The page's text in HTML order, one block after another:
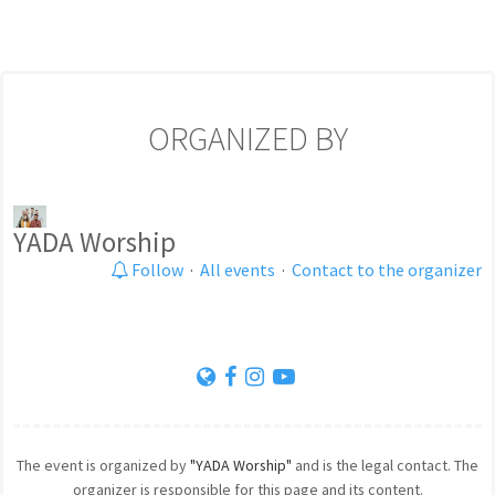
ORGANIZED BY
YADA Worship
Follow · All events · Contact to the organizer
The event is organized by"YADA Worship" and is the legal contact. The
organizer is responsible for this page and its content.